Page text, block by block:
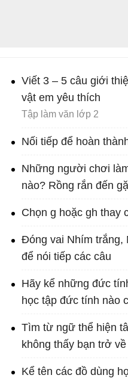
Viết 3 – 5 câu giới
vật em yêu thích
Tập làm văn lớp 2
Nối tiếp để hoàn
Những người chơi
nào? Rồng rắn đến
Chọn g hoặc gh thay
Đóng vai Nhím trắng,
để nói tiếp các câu
Hãy kể những đức
học tập đức tính nào
Tìm từ ngữ thể hiện
không thấy bạn trở về
Kể tên các đồ dùng